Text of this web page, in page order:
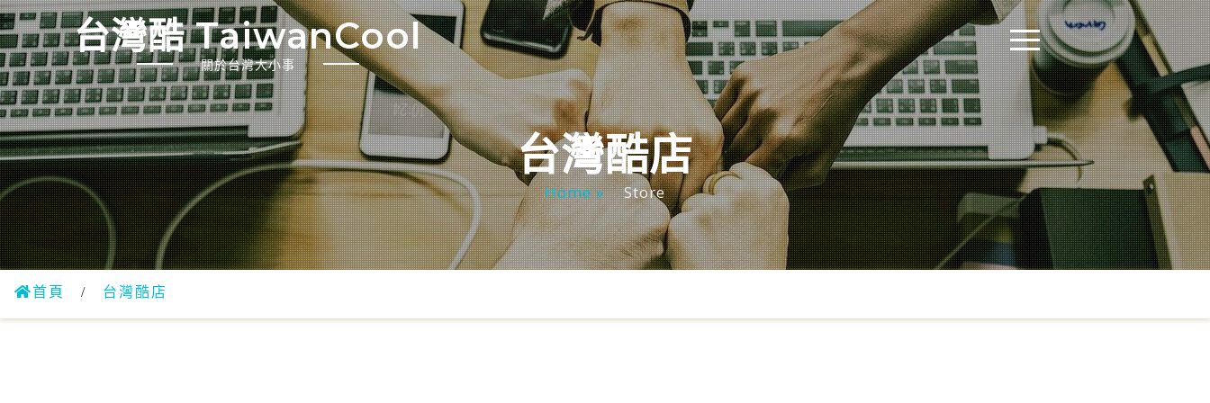
台灣酷 TaiwanCool
關於台灣大小事
台灣酷店
Home » Store
首頁 / 台灣酷店